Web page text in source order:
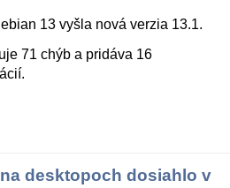
13 vyšla nová verzia 13.1.
71 chýb a pridáva 16
desktopoch dosiahlo v